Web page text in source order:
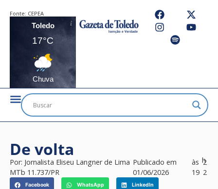
Fonte: CEPEA
Toledo
17°C
Chuva
De volta
Por: Jornalista Eliseu Langner de Lima
MTb 11.737/PR
Publicado em
01/06/2026
às
19
h
2
2
Facebook WhatsApp LinkedIn